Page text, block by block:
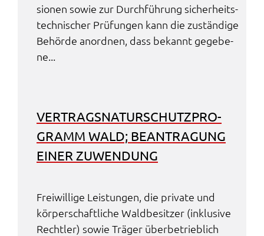
sio­nen sowie zur Durch­füh­rung sicher­heits­
tech­ni­scher Prüfun­gen kann die zustän­di­ge
Behör­de anord­nen, dass bekannt gege­be­
ne...
VERTRAGS­NA­TUR­SCHUTZ­PRO­
GRAMM WALD; BEAN­TRA­GUNG
EINER ZUWEN­DUNG
Frei­wil­li­ge Leis­tun­gen, die priva­te und
körper­schaft­li­che Wald­be­sit­zer (inklu­si­ve
Recht­ler) sowie Träger über­be­trieb­lich